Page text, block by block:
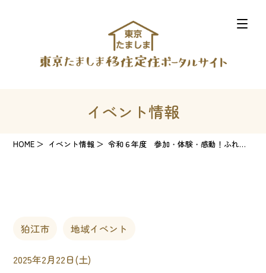
イベント情報
HOME イベント情報 令和６年度 参加・体験・感動！ふれあいこどもまつり
狛江市 地域イベント
2025年2月22日(土)